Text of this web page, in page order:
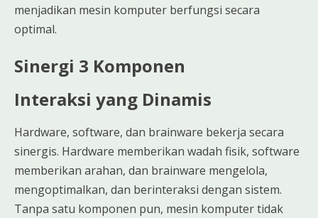
menjadikan mesin komputer berfungsi secara
optimal.
Sinergi 3 Komponen
Interaksi yang Dinamis
Hardware, software, dan brainware bekerja secara
sinergis. Hardware memberikan wadah fisik, software
memberikan arahan, dan brainware mengelola,
mengoptimalkan, dan berinteraksi dengan sistem.
Tanpa satu komponen pun, mesin komputer tidak